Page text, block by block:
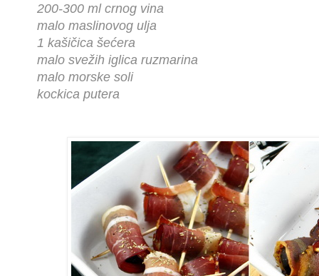
200-300 ml crnog vina
malo maslinovog ulja
1 kašičica šećera
malo svežih iglica ruzmarina
malo morske soli
kockica putera